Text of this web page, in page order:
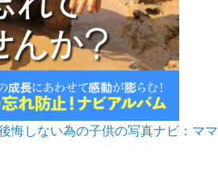
悔しない為の子供の写真ナビ：ママ